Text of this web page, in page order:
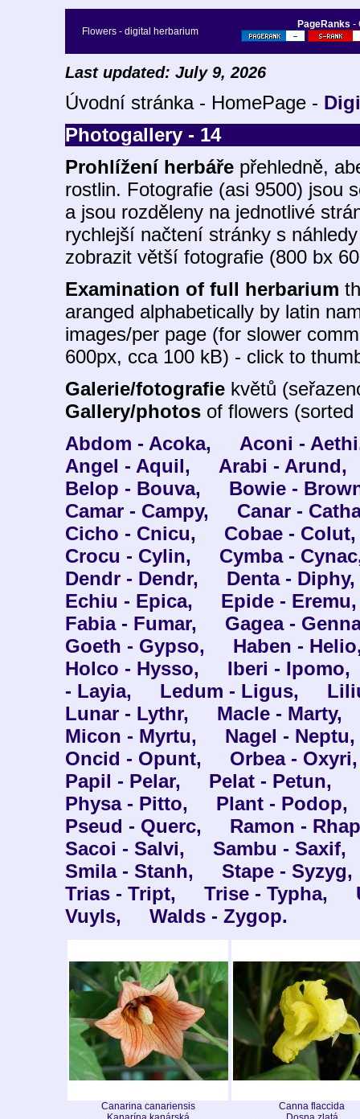
Flowers - digital herbarium
PageRanks -
Last updated: July 9, 2026
Úvodní stránka - HomePage -
Photogallery - 14
Prohlížení herbáře přehledně,
rostlin. Fotografie (asi 9500) jsou
a jsou rozděleny na jednotlivé
rychlejší načtení stránky s
zobrazit větší fotografie (800 bx
Examination of full herbarium
aranged alphabetically by latin
images/per page (for slower
600px, cca 100 kB) - click to
Galerie/fotografie květů
Gallery/photos of flowers
Abdom - Acoka,
Aconi -
Angel - Aquil,
Arabi - Arund,
Belop - Bouva,
Bowie -
Camar - Campy,
Canar -
Cicho - Cnicu,
Cobae - Colut,
Crocu - Cylin,
Cymba -
Dendr - Dendr,
Denta - Diphy,
Echiu - Epica,
Epide - Eremu,
Fabia - Fumar,
Gagea -
Goeth - Gypso,
Haben -
Holco - Hysso,
Iberi - Ipomo,
- Layia,
Ledum - Ligus,
Lunar - Lythr,
Macle - Marty,
Micon - Myrtu,
Nagel - Neptu,
Oncid - Opunt,
Orbea - Oxyri,
Papil - Pelar,
Pelat - Petun,
Physa - Pitto,
Plant - Podop,
Pseud - Querc,
Ramon -
Sacoi - Salvi,
Sambu - Saxif,
Smila - Stanh,
Stape - Syzyg,
Trias - Tript,
Trise - Typha,
Vuyls,
Walds - Zygop.
Canarina canariensis
Canna flaccida